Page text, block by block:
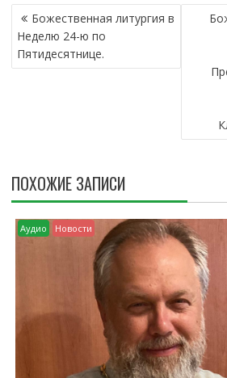
Н
А
В
И
П
О
З
А
П
Божественная литургия в
Неделю 24-ю по
Пятидесятнице.
ПОХОЖИЕ ЗАПИСИ
Аудио Новости